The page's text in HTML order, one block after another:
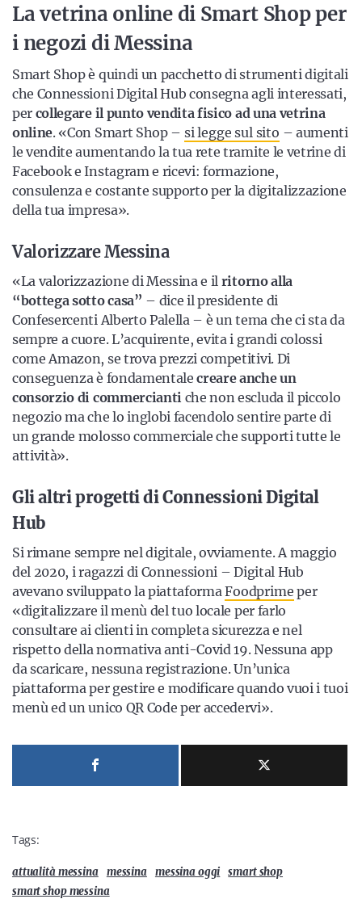
La vetrina online di Smart Shop per
i negozi di Messina
Smart Shop è quindi un pacchetto di strumenti digitali
che Connessioni Digital Hub consegna agli interessati,
per collegare il punto vendita fisico ad una vetrina
online. «Con Smart Shop – si legge sul sito – aumenti
le vendite aumentando la tua rete tramite le vetrine di
Facebook e Instagram e ricevi: formazione,
consulenza e costante supporto per la digitalizzazione
della tua impresa».
Valorizzare Messina
«La valorizzazione di Messina e il ritorno alla
“bottega sotto casa” – dice il presidente di
Confesercenti Alberto Palella – è un tema che ci sta da
sempre a cuore. L’acquirente, evita i grandi colossi
come Amazon, se trova prezzi competitivi. Di
conseguenza è fondamentale creare anche un
consorzio di commercianti che non escluda il piccolo
negozio ma che lo inglobi facendolo sentire parte di
un grande molosso commerciale che supporti tutte le
attività».
Gli altri progetti di Connessioni Digital
Hub
Si rimane sempre nel digitale, ovviamente. A maggio
del 2020, i ragazzi di Connessioni – Digital Hub
avevano sviluppato la piattaformaFoodprime per
«digitalizzare il menù del tuo locale per farlo
consultare ai clienti in completa sicurezza e nel
rispetto della normativa anti-Covid 19. Nessuna app
da scaricare, nessuna registrazione. Un’unica
piattaforma per gestire e modificare quando vuoi i tuoi
menù ed un unico QR Code per accedervi».
Tags:
attualità messina messina messina oggi
smart shop
smart shop messina